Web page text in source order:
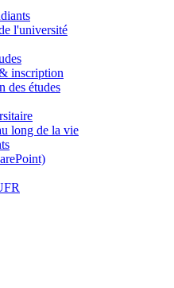
l'université
inscription
des études
long de la vie